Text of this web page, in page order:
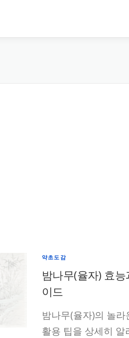
약초도감
밤나무(율자) 효
이드
밤나무(율자)의 놀
활용 팁을 상세히